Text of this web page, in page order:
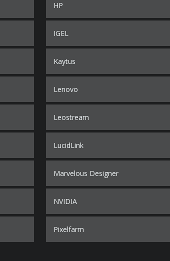
HP
IGEL
Kaytus
Lenovo
Leostream
LucidLink
Marvelous Designer
NVIDIA
Pixelfarm